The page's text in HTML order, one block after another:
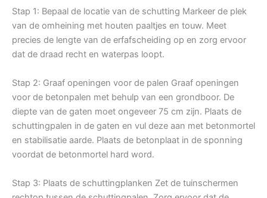
Stap 1: Bepaal de locatie van de schutting Markeer de plek
van de omheining met houten paaltjes en touw. Meet
precies de lengte van de erfafscheiding op en zorg ervoor
dat de draad recht en waterpas loopt.
Stap 2: Graaf openingen voor de palen Graaf openingen
voor de betonpalen met behulp van een grondboor. De
diepte van de gaten moet ongeveer 75 cm zijn. Plaats de
schuttingpalen in de gaten en vul deze aan met betonmortel
en stabilisatie aarde. Plaats de betonplaat in de sponning
voordat de betonmortel hard word.
Stap 3: Plaats de schuttingplanken Zet de tuinschermen